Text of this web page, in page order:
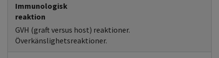
Immunologisk
reaktion
GVH (graft versus host) reaktioner.
Överkänslighetsreaktioner.